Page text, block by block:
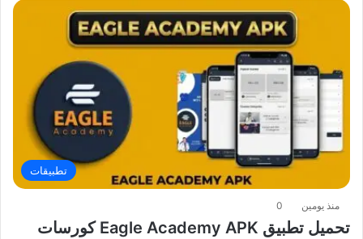
تطبيقات
منذ يومين 0
تحميل تطبيق Eagle Academy APK كورسات